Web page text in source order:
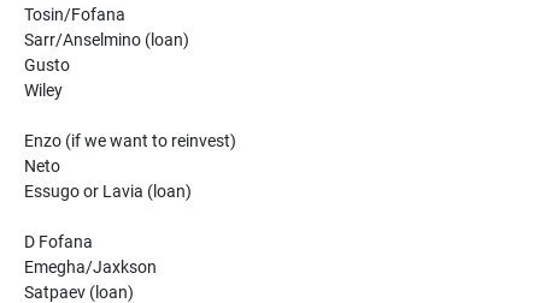
Tosin/Fofana
Sarr/Anselmino (loan)
Gusto
Wiley
Enzo (if we want to reinvest)
Neto
Essugo or Lavia (loan)
D Fofana
Emegha/Jaxkson
Satpaev (loan)